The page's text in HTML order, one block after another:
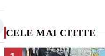
CELE MAI CITITE